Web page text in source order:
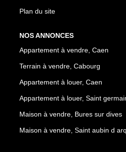
Plan du site
NOS ANNONCES
Appartement à vendre, Caen
Terrain à vendre, Cabourg
Appartement à louer, Caen
Appartement à louer, Saint
Maison à vendre, Bures sur dives
Maison à vendre, Saint aubin d